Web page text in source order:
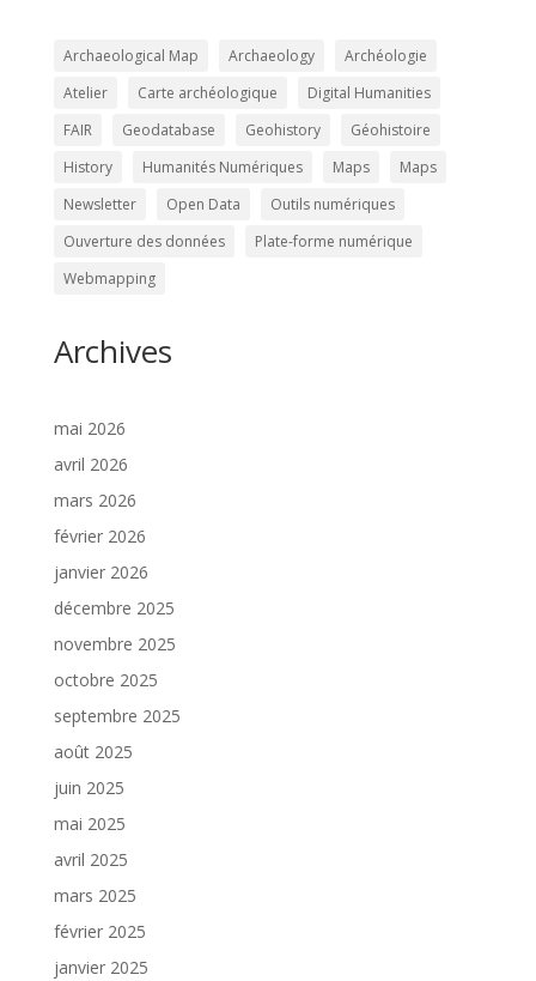
Archaeological Map Archaeology
Archéologie
Atelier
Carte archéologique
Digital Humanities
FAIR
Geodatabase Geohistory
Géohistoire
History
Humanités Numériques Maps
Maps
Newsletter
Open Data
Outils numériques
Ouverture des données
Plate-forme numérique
Webmapping
Archives
mai 2026
avril 2026
mars 2026
février 2026
janvier 2026
décembre 2025
novembre 2025
octobre 2025
septembre 2025
août 2025
juin 2025
mai 2025
avril 2025
mars 2025
février 2025
janvier 2025